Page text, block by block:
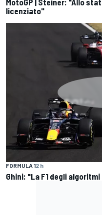
MotoGP | Steiner: "Allo
licenziato"
FORMULA 12 h
Ghini: "La F1 degli